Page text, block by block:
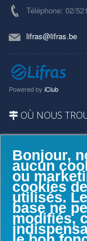
Bonjour,
aucun
ou
cookies
utilisés.
base ne
modifiés,
Téléphone: 02/
lifras@lifras.be
Powered by iClub
OÙ NOUS